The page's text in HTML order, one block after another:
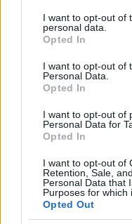
not limited to your visit
grant or deny consent
use your data for below
consent section.
I want to opt-out of
personal data.
Opted In
I want to opt-out of
Personal Data.
Opted In
I want to opt-out of
Personal Data for
Opted In
I want to opt-out of
Retention, Sale,
Personal Data that
Purposes for which
Opted Out